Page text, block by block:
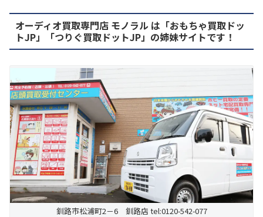
オーディオ買取専門店 モノラル は「おもちゃ買取ドッ
トJP」「つりぐ買取ドットJP」の姉妹サイトです！
釧路市松浦町2－6 釧路店 tel:0120-542-077